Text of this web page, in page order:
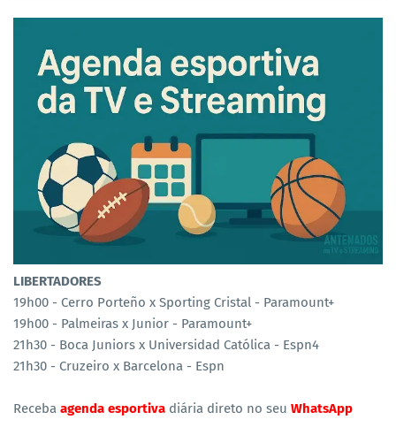
LIBERTADORES
19h00 - Cerro Porteño x Sporting Cristal - Paramount+
19h00 - Palmeiras x Junior - Paramount+
21h30 - Boca Juniors x Universidad Católica - Espn4
21h30 - Cruzeiro x Barcelona - Espn
Receba agenda esportiva diária direto no seu WhatsApp